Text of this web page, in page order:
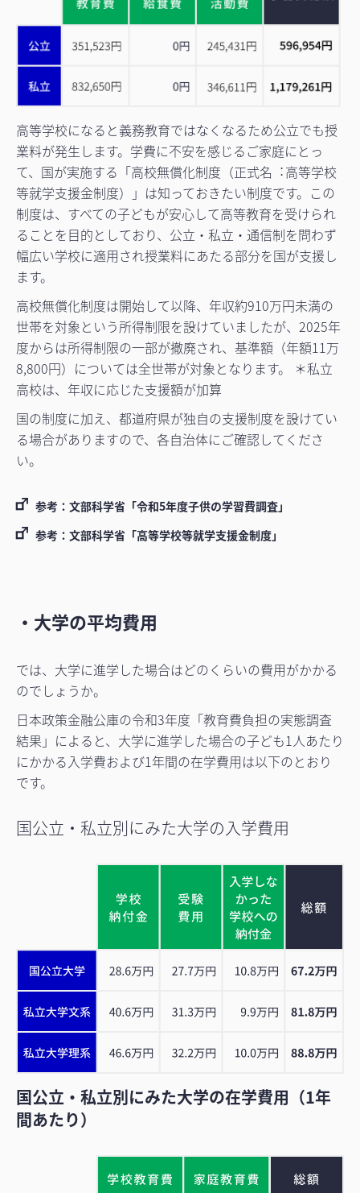
高等学校になると義務教育ではなくなるため公立でも授
業料が発生します。学費に不安を感じるご家庭にとっ
て、国が実施する「高校無償化制度（正式名︓高等学校
等就学支援金制度）」は知っておきたい制度です。この
制度は、すべての子どもが安心して高等教育を受けられ
ることを目的としており、公立・私立・通信制を問わず
幅広い学校に適用され授業料にあたる部分を国が支援し
ます。
高校無償化制度は開始して以降、年収約910万円未満の
世帯を対象という所得制限を設けていましたが、2025年
度からは所得制限の一部が撤廃され、基準額（年額11万
8,800円）については全世帯が対象となります。 ＊私立
高校は、年収に応じた支援額が加算
国の制度に加え、都道府県が独自の支援制度を設けてい
る場合がありますので、各自治体にご確認してくださ
い。
参考：文部科学省「令和5年度子供の学習費調査」
参考：文部科学省「高等学校等就学支援金制度」
・大学の平均費用
では、大学に進学した場合はどのくらいの費用がかかる
のでしょうか。
日本政策金融公庫の令和3年度「教育費負担の実態調査
結果」によると、大学に進学した場合の子ども1人あたり
にかかる入学費および1年間の在学費用は以下のとおり
です。
国公立・私立別にみた大学の入学費用
国公立・私立別にみた大学の在学費用（1年
間あたり）